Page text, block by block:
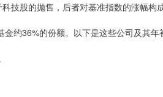
技股的抛售，后者对基准指数的涨幅构
约36%的份额。以下是这些公司及其年